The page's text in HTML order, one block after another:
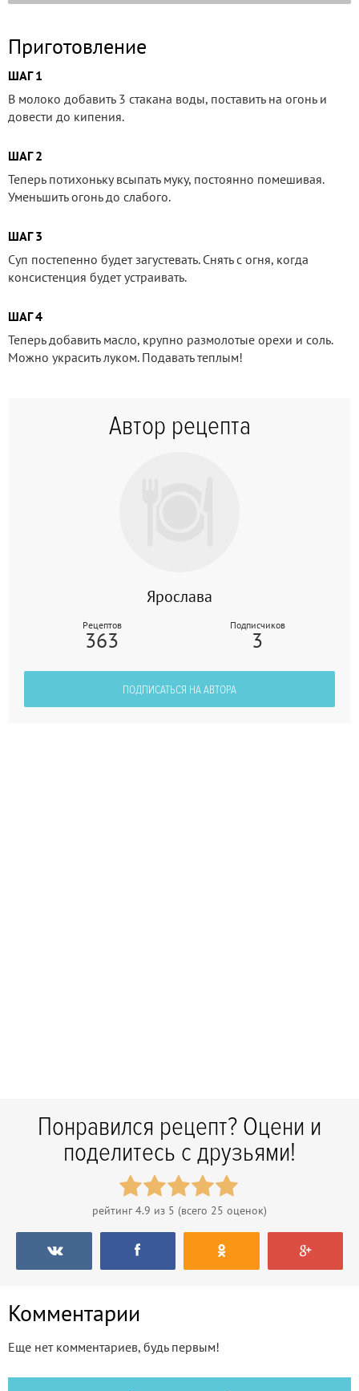
Приготовление
ШАГ 1
В молоко добавить 3 стакана воды, поставить на огонь и
довести до кипения.
ШАГ 2
Теперь потихоньку всыпать муку, постоянно помешивая.
Уменьшить огонь до слабого.
ШАГ 3
Суп постепенно будет загустевать. Снять с огня, когда
консистенция будет устраивать.
ШАГ 4
Теперь добавить масло, крупно размолотые орехи и соль.
Можно украсить луком. Подавать теплым!
Автор рецепта
Ярослава
Рецептов
363
Подписчиков
3
ПОДПИСАТЬСЯ НА АВТОРА
Понравился рецепт? Оцени и
поделитесь с друзьями!
рейтинг4.9 из 5 (всего 25 оценок)
Комментарии
Еще нет комментариев, будь первым!